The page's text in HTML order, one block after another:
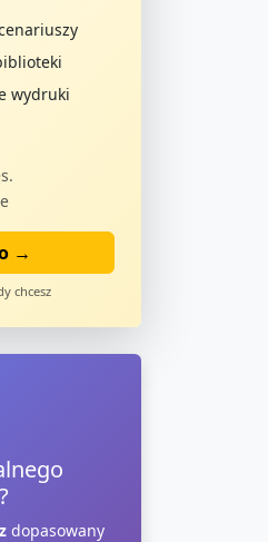
wydruki
→
chcesz
dopasowany